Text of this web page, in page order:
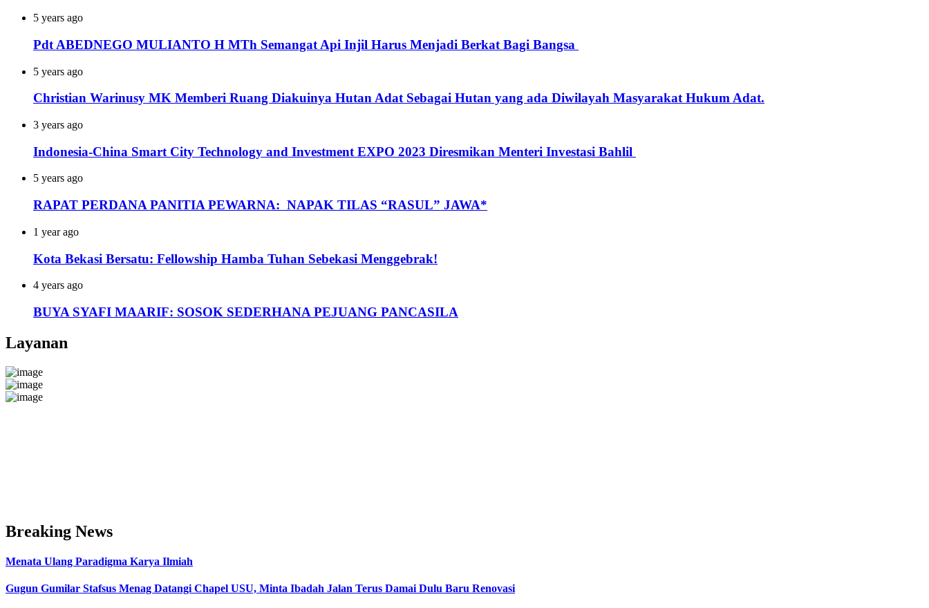
5 years ago
Pdt ABEDNEGO MULIANTO H MTh Semangat Api Injil Harus Menjadi Berkat Bagi Bangsa
5 years ago
Christian Warinusy MK Memberi Ruang Diakuinya Hutan Adat Sebagai Hutan yang ada Diwilayah Masyarakat Hukum Adat.
3 years ago
Indonesia-China Smart City Technology and Investment EXPO 2023 Diresmikan Menteri Investasi Bahlil
5 years ago
RAPAT PERDANA PANITIA PEWARNA: NAPAK TILAS “RASUL” JAWA*
1 year ago
Kota Bekasi Bersatu: Fellowship Hamba Tuhan Sebekasi Menggebrak!
4 years ago
BUYA SYAFI MAARIF: SOSOK SEDERHANA PEJUANG PANCASILA
Layanan
Breaking News
Menata Ulang Paradigma Karya Ilmiah
Gugun Gumilar Stafsus Menag Datangi Chapel USU, Minta Ibadah Jalan Terus Damai Dulu Baru Renovasi